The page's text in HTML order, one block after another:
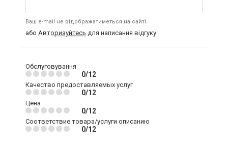
Ваш e-mail не відображатиметься на сайті
або Авторизуйтесь для написання відгуку
Обслуговування
0/12
Качество предоставляемых услуг
0/12
Цена
0/12
Соответствие товара/услуги описанию
0/12